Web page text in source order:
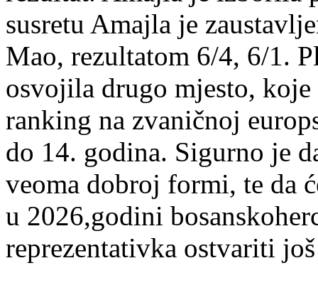
susretu Amajla je
Mao, rezultatom 6/4, 6/1.
osvojila drugo mjesto,
ranking na zvaničnoj
do 14. godina. Sigurno je
veoma dobroj formi, te da
u 2026,godini
reprezentativka ostvariti